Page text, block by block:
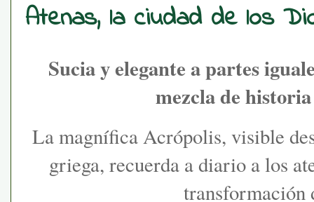
Atenas, la ciudad de los
Sucia y elegante a partes
mezcla de
La magnífica Acrópolis, visible
griega, recuerda a diario a los
transformación